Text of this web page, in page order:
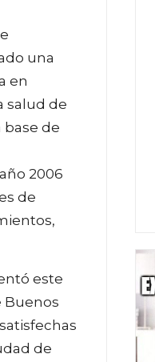
una
en
salud de
base de
2006
de
este
Buenos
de